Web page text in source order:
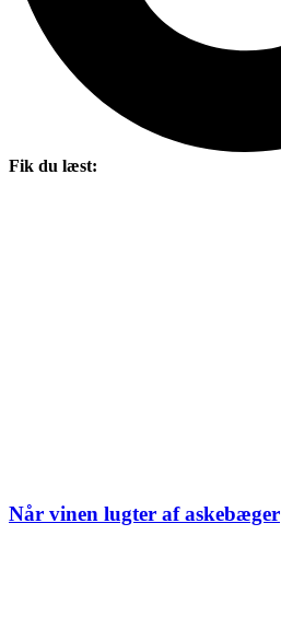
Fik du læst:
Når vinen lugter af askebæger